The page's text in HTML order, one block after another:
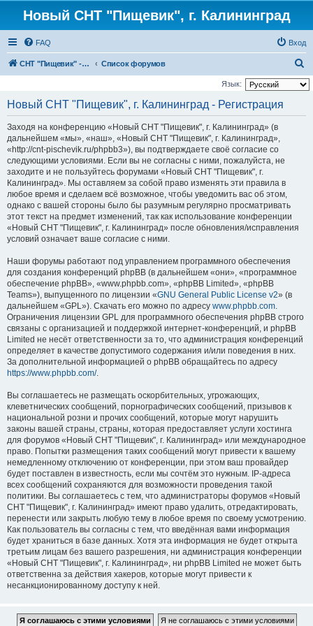
Новый СНТ "Пищевик", г. Калининград
FAQ Вход
СНТ "Пищевик" - возвращение на Главную страницу Список форумов
о
Язык:
Новый СНТ "Пищевик", г. Калининград - Регистрация
Заходя на конференцию «Новый СНТ "Пищевик", г. Калининград» (в
дальнейшем «мы», «наш», «Новый СНТ "Пищевик", г. Калининград»,
«http://cnt-pischevik.ru/phpbb3»), вы подтверждаете своё согласие со
следующими условиями. Если вы не согласны с ними, пожалуйста, не
заходите и не пользуйтесь форумами «Новый СНТ "Пищевик", г.
Калининград». Мы оставляем за собой право изменять эти правила в
любое время и сделаем всё возможное, чтобы уведомить вас об этом,
однако с вашей стороны было бы разумным регулярно просматривать
этот текст на предмет изменений, так как использование конференции
«Новый СНТ "Пищевик", г. Калининград» после обновления/исправления
условий означает ваше согласие с ними.
Наши форумы работают под управлением программного обеспечения
для создания конференций phpBB (в дальнейшем «они», «программное
обеспечение phpBB», «www.phpbb.com», «phpBB Limited», «phpBB
Teams»), выпущенного по лицензии «GNU General Public License v2» (в
дальнейшем «GPL»). Скачать его можно по адресу www.phpbb.com.
Ограничения лицензии GPL для программного обеспечения phpBB строго
связаны с организацией и поддержкой интернет-конференций, и phpBB
Limited не несёт ответственности за то, что администрация конференций
определяет в качестве допустимого содержания и/или поведения в них.
За дополнительной информацией о phpBB обращайтесь по адресу
https://www.phpbb.com/.
Вы соглашаетесь не размещать оскорбительных, угрожающих,
клеветнических сообщений, порнографических сообщений, призывов к
национальной розни и прочих сообщений, которые могут нарушить
законы вашей страны, страны, которая предоставляет услуги хостинга
для форумов «Новый СНТ "Пищевик", г. Калининград» или международное
право. Попытки размещения таких сообщений могут привести к вашему
немедленному отключению от конференции, при этом ваш провайдер
будет поставлен в известность, если мы сочтём это нужным. IP-адреса
всех сообщений сохраняются для возможности проведения такой
политики. Вы соглашаетесь с тем, что администраторы форумов «Новый
СНТ "Пищевик", г. Калининград» имеют право удалить, отредактировать,
перенести или закрыть любую тему в любое время по своему усмотрению.
Как пользователь вы согласны с тем, что введённая вами информация
будет храниться в базе данных. Хотя эта информация не будет открыта
третьим лицам без вашего разрешения, ни администрация конференции
«Новый СНТ "Пищевик", г. Калининград», ни phpBB Limited не может быть
ответственна за действия хакеров, которые могут привести к
несанкционированному доступу к ней.